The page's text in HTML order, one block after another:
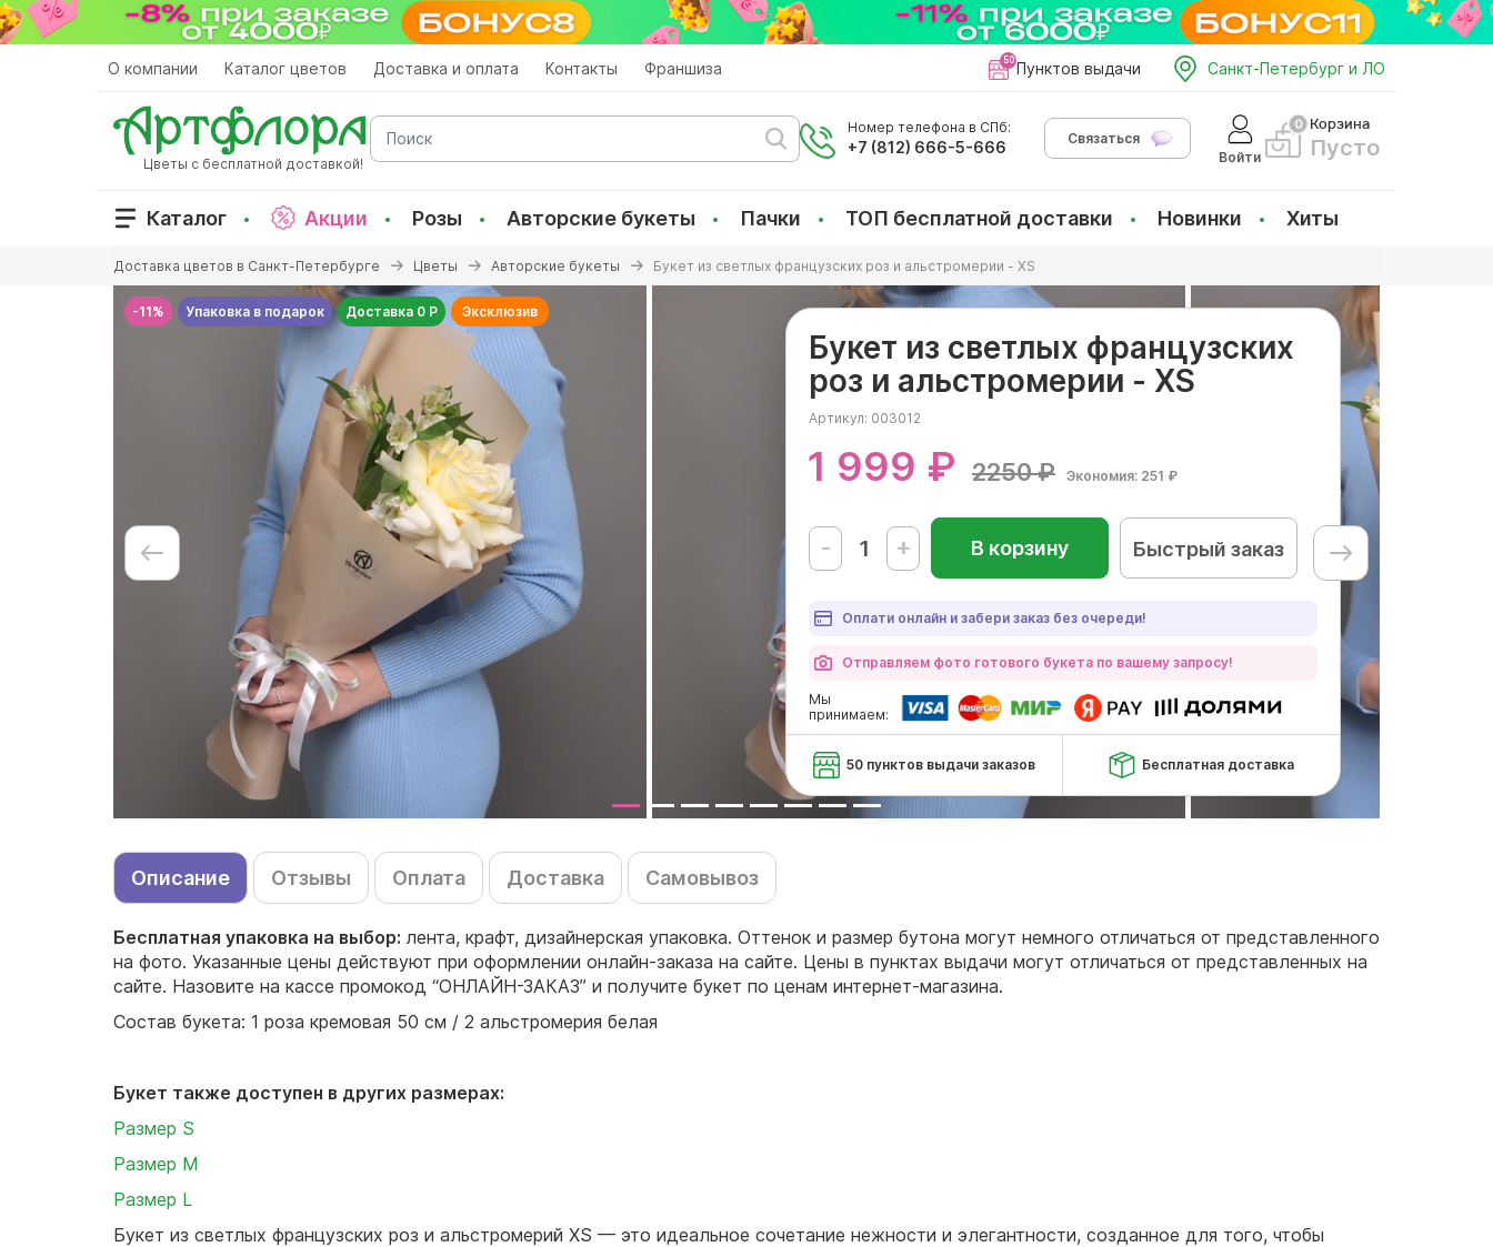
Перейти
к
О компании Каталог цветов Доставка и оплата Контакты Франшиза Пунктов выдачи Санкт-Петербург и ЛО
Цветы с бесплатной доставкой!
Поиск
Номер телефона в СПб:
+7 (812) 666-5-666
Связаться
Войти
Корзина
Пусто
Каталог Акции Розы Авторские букеты Пачки ТОП бесплатной доставки Новинки Хиты
здесь
Доставка цветов в Санкт-Петербурге Цветы Авторские букеты Букет из светлых французских роз и альстромерии - XS
-11% Упаковка в подарок Доставка 0 Р Эксклюзив
Букет из светлых французских
роз и альстромерии - XS
Артикул: 003012
1 999 ₽ 2250 ₽ Экономия: 251 ₽
- + В корзину Быстрый заказ
Оплати онлайн и забери заказ без очереди!
Отправляем фото готового букета по вашему запросу!
Мы
принимаем:
50 пунктов выдачи заказов Бесплатная доставка
Описание Отзывы Оплата Доставка Самовывоз
Бесплатная упаковка на выбор: лента, крафт, дизайнерская упаковка. Оттенок и размер бутона могут немного отличаться от представленного
на фото. Указанные цены действуют при оформлении онлайн-заказа на сайте. Цены в пунктах выдачи могут отличаться от представленных на
сайте. Назовите на кассе промокод “ОНЛАЙН-ЗАКАЗ” и получите букет по ценам интернет-магазина.
Состав букета: 1 роза кремовая 50 см / 2 альстромерия белая
Букет также доступен в других размерах:
Размер S
Размер M
Размер L
Букет из светлых французских роз и альстромерий XS — это идеальное сочетание нежности и элегантности, созданное для того, чтобы